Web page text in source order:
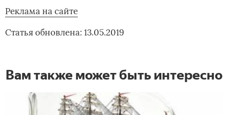
Реклама на сайте
Статья обновлена: 13.05.2019
Вам также может быть интересно